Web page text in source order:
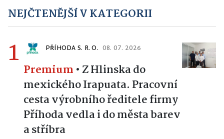
NEJČTENĚJŠÍ V KATEGORII
1 PŘÍHODA S. R. O. 08. 07. 2026
Premium • Z Hlinska do
mexického Irapuata. Pracovní
cesta výrobního ředitele firmy
Příhoda vedla i do města barev
a stříbra